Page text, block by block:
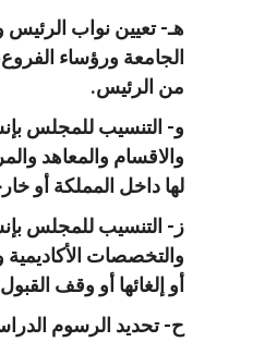
هـ- تعيين نواب الرئيس
الجامعة ورؤساء
من الرئيس.
و- التنسيب للمجلس
والاقسام والمعاهد
لها داخل المملكة أو
ز- التنسيب للمجلس
والتخصصات
أو إلغائها أو وقف
ح- تحديد الرسوم